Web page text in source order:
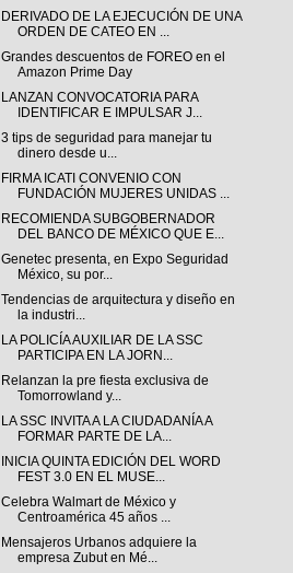
DERIVADO DE LA EJECUCIÓN DE UNA
ORDEN DE CATEO EN ...
Grandes descuentos de FOREO en el
Amazon Prime Day
LANZAN CONVOCATORIA PARA
IDENTIFICAR E IMPULSAR J...
3 tips de seguridad para manejar tu
dinero desde u...
FIRMA ICATI CONVENIO CON
FUNDACIÓN MUJERES UNIDAS ...
RECOMIENDA SUBGOBERNADOR
DEL BANCO DE MÉXICO QUE E...
Genetec presenta, en Expo Seguridad
México, su por...
Tendencias de arquitectura y diseño en
la industri...
LA POLICÍA AUXILIAR DE LA SSC
PARTICIPA EN LA JORN...
Relanzan la pre fiesta exclusiva de
Tomorrowland y...
LA SSC INVITA A LA CIUDADANÍA A
FORMAR PARTE DE LA...
INICIA QUINTA EDICIÓN DEL WORD
FEST 3.0 EN EL MUSE...
Celebra Walmart de México y
Centroamérica 45 años ...
Mensajeros Urbanos adquiere la
empresa Zubut en Mé...